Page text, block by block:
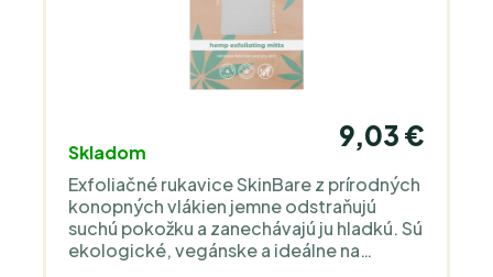
Skladom
9,03 €
Exfoliačné rukavice SkinBare z prírodných
konopných vlákien jemne odstraňujú
suchú pokožku a zanechávajú ju hladkú. Sú
ekologické, vegánske a ideálne na